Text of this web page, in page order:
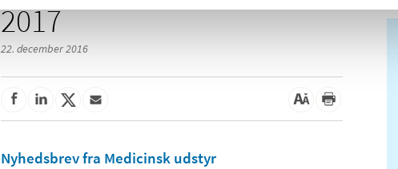
2017
22. december 2016
Nyhedsbrev fra Medicinsk udstyr